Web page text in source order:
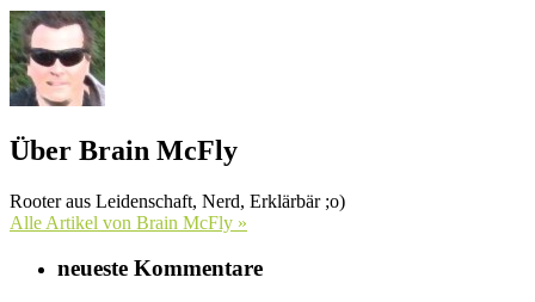
Über Brain McFly
Rooter aus Leidenschaft, Nerd, Erklärbär ;o)
Alle Artikel von Brain McFly »
neueste Kommentare